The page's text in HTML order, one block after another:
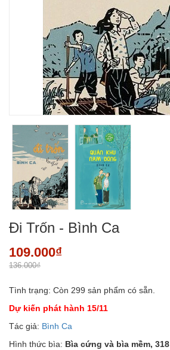
Đi Trốn - Bình Ca
109.000₫
136.000₫
Tình trạng: Còn 299 sản phẩm có sẵn.
Dự kiến phát hành 15/11
Tác giả: Bình Ca
Hình thức bìa: Bìa cứng và bìa mềm, 318